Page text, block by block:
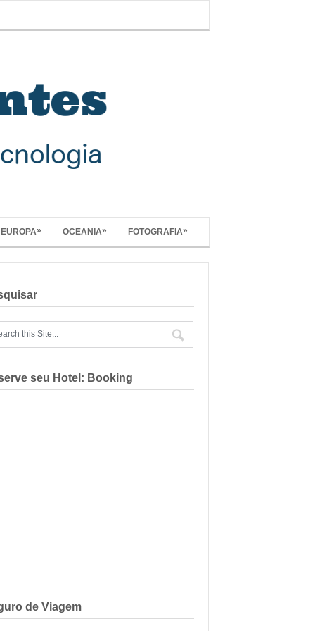
EUROPA» OCEANIA» FOTOGRAFIA»
seu Hotel: Booking
de Viagem